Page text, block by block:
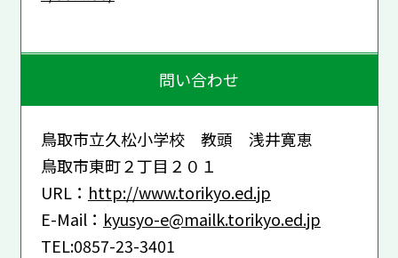
問い合わせ
鳥取市立久松小学校 教頭 浅井寛恵
鳥取市東町２丁目２０１
URL： http://www.torikyo.ed.jp
E-Mail： kyusyo-e@mailk.torikyo.ed.jp
TEL:0857-23-3401